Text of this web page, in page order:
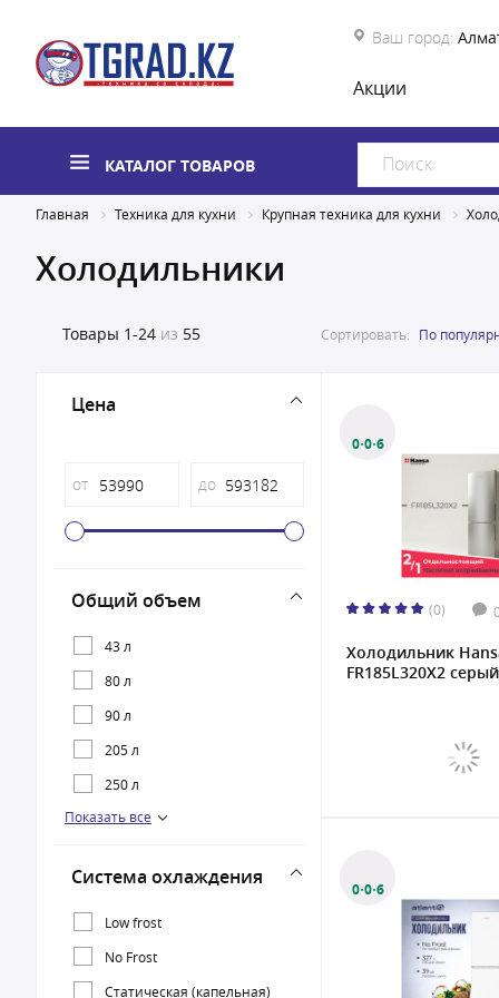
Ваш город:
Акции
КАТАЛОГ ТОВАРОВ
Главная Техника для кухни Крупная техника для кухни
Холодильники
Товары 1-24 из 55 Сортировать: По
Цена
от до
Общий объем
43 л
80 л
90 л
205 л
250 л
262 л
273 л
278 л
290 л
295 л
Показать все
Система охлаждения
Low frost
No Frost
Статическая (капельная)
0·0·6
(0) 0
Холодильник
FR185L320X2 серый
0·0·6